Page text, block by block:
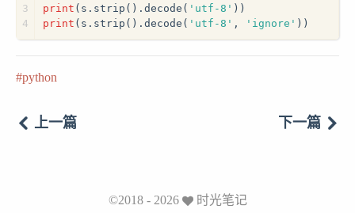
3
4
print (s.strip().decode( 'utf-8' ))
print (s.strip().decode( 'utf-8' , 'ignore' ))
python
上一篇 下一篇
©2018 - 2026 时光笔记